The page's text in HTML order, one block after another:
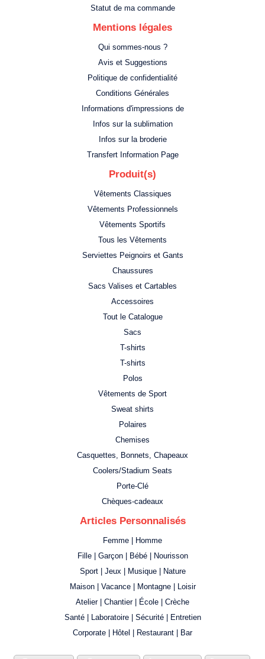
Statut de ma commande
Mentions légales
Qui sommes-nous ?
Avis et Suggestions
Politique de confidentialité
Conditions Générales
Informations d'impressions de
Infos sur la sublimation
Infos sur la broderie
Transfert Information Page
Produit(s)
Vêtements Classiques
Vêtements Professionnels
Vêtements Sportifs
Tous les Vêtements
Serviettes Peignoirs et Gants
Chaussures
Sacs Valises et Cartables
Accessoires
Tout le Catalogue
Sacs
T-shirts
T-shirts
Polos
Vêtements de Sport
Sweat shirts
Polaires
Chemises
Casquettes, Bonnets, Chapeaux
Coolers/Stadium Seats
Porte-Clé
Chèques-cadeaux
Articles Personnalisés
Femme | Homme
Fille | Garçon | Bébé | Nourisson
Sport | Jeux | Musique | Nature
Maison | Vacance | Montagne | Loisir
Atelier | Chantier | École | Crèche
Santé | Laboratoire | Sécurité | Entretien
Corporate | Hôtel | Restaurant | Bar